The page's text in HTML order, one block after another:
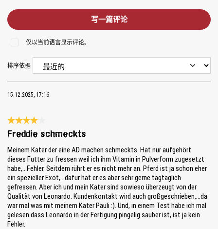
写一篇评论
仅以当前语言显示评论。
排序依据
15.12.2025, 17:16
Review with rating of 4 out of 5 stars
Freddie schmeckts
Meinem Kater der eine AD machen schmeckts. Hat nur aufgehört
dieses Futter zu fressen weil ich ihm Vitamin in Pulverform zugesetzt
habe,...Fehler. Seitdem rührt er es nicht mehr an. Pferd ist ja schon eher
ein spezieller Exot,...dafür hat er es aber sehr gerne tagtäglich
gefressen. Aber ich und mein Kater sind sowieso überzeugt von der
Qualität von Leonardo. Kundenkontakt wird auch großgeschrieben,...da
war mal was mit meinem Kater Pauli :). Und, in einem Test habe ich mal
gelesen dass Leonardo in der Fertigung pingelig sauber ist, ist ja kein
Fehler.